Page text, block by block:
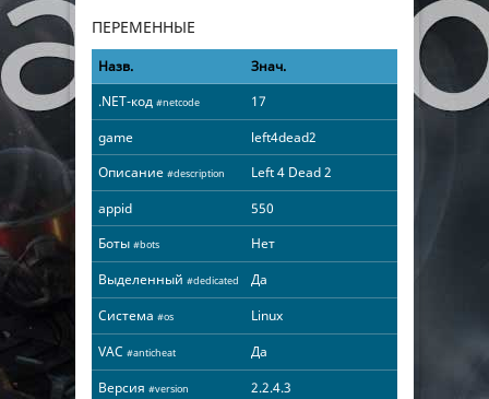
ПЕРЕМЕННЫЕ
Назв.
Знач.
.NET-код #netcode
17
game
left4dead2
Описание #description
Left 4 Dead 2
appid
550
Боты #bots
Нет
Выделенный #dedicated
Да
Система #os
Linux
VAC #anticheat
Да
Версия #version 2.2.4.3